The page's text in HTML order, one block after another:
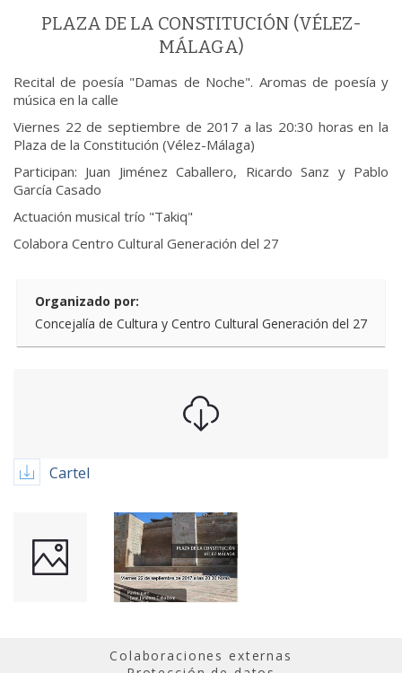
PLAZA DE LA CONSTITUCIÓN (VÉLEZ-
MÁLAGA)
Recital de poesía "Damas de Noche". Aromas de poesía y
música en la calle
Viernes 22 de septiembre de 2017 a las 20:30 horas en la
Plaza de la Constitución (Vélez-Málaga)
Participan: Juan Jiménez Caballero, Ricardo Sanz y Pablo
García Casado
Actuación musical trío "Takiq"
Colabora Centro Cultural Generación del 27
Organizado por:
Concejalía de Cultura y Centro Cultural Generación del 27
Cartel
Colaboraciones externas